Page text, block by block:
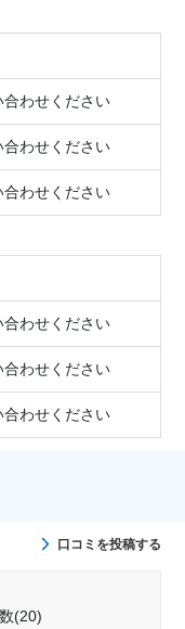
わせください
わせください
わせください
わせください
わせください
わせください
口コミを投稿する
(20)